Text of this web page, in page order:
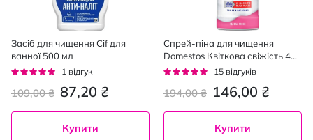
Засіб для чищення Cif для
ванної 500 мл
Рейтинг:
1 відгук
87,20 ₴
109,00 ₴
Купити
Спрей-піна для чищення
Domestos Квіткова свіжість 435
мл
Рейтинг:
15 відгуків
146,00 ₴
194,00 ₴
Купити